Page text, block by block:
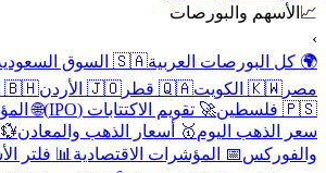
📈الأسهم والبورصات
🌍 كل البورصات العربية🇸🇦 السوق السعودية
مصر 🇰🇼 الكويت 🇶🇦 قطر 🇯🇴 الأردن 🇧🇭 البحرين
🇵🇸 فلسطين
🚀 تقويم الاكتتابات (IPO) 🌐
سعر الذهب اليوم🥇 أسعار الذهب والمعادن💱
والفوركس 📅 المؤشرات الاقتصادية📊 فلتر